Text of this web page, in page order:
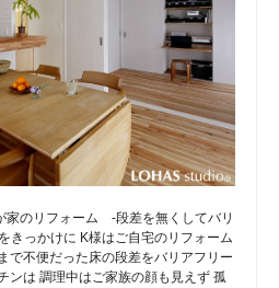
家のリフォーム -段差を無くしてバリ
きっかけに K様はご自宅のリフォーム
で不便だった床の段差をバリアフリー
ンは 調理中はご家族の顔も見えず 孤